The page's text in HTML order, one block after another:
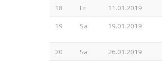
18 Fr 11.01.2019
19 Sa 19.01.2019
20 Sa 26.01.2019